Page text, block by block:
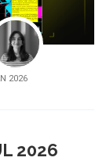
2026
2026